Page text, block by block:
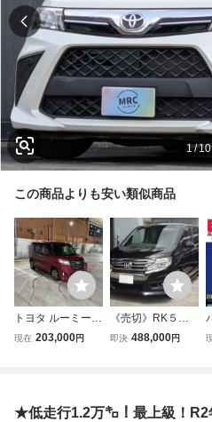
1/10
この商品よりも安い類似商品
トヨタ ルーミー 2
019年式 走行56,0
禁煙車
現在 203,000円
《売切》RK５後
期型２５年上級ス
グTV後席モニター
即決 488,000円
★低走行1.2万㌔！最上級！R2